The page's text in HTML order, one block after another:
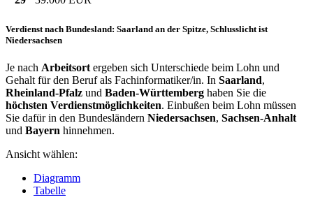
Verdienst nach Bundesland: Saarland an der Spitze, Schlusslicht ist
Niedersachsen
Je nach Arbeitsort ergeben sich Unterschiede beim Lohn und
Gehalt für den Beruf als Fachinformatiker/in. In Saarland,
Rheinland-Pfalz und Baden-Württemberg haben Sie die
höchsten Verdienstmöglichkeiten. Einbußen beim Lohn müssen
Sie dafür in den Bundesländern Niedersachsen, Sachsen-Anhalt
und Bayern hinnehmen.
Ansicht wählen:
Diagramm
Tabelle